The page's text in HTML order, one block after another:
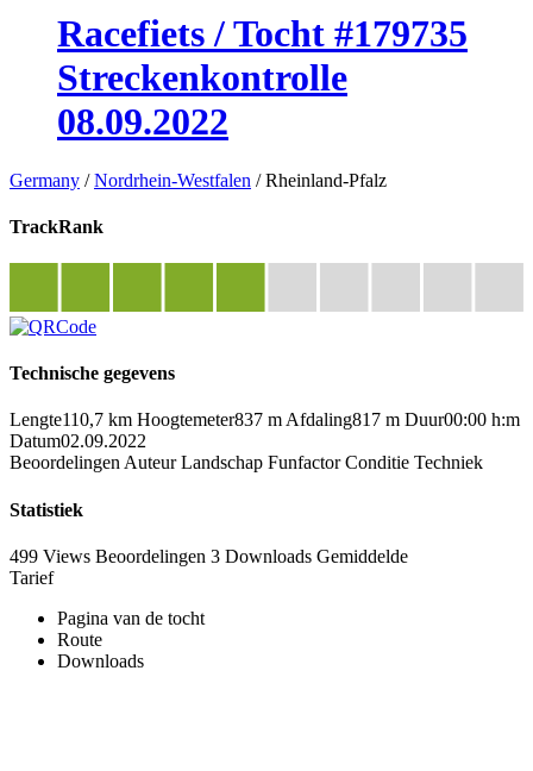
Racefiets / Tocht #179735
Streckenkontrolle
08.09.2022
Germany /Nordrhein-Westfalen /Rheinland-Pfalz
TrackRank
Technische gegevens
Lengte110,7 km Hoogtemeter837 m Afdaling817 m Duur00:00 h:m
Datum02.09.2022
Beoordelingen Auteur Landschap Funfactor Conditie Techniek
Statistiek
499 Views Beoordelingen 3 Downloads Gemiddelde
Tarief
Pagina van de tocht
Route
Downloads